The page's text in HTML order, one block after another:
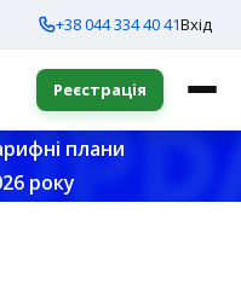
+38 044 334 40 41Вхід
Реєстрація
плани
року